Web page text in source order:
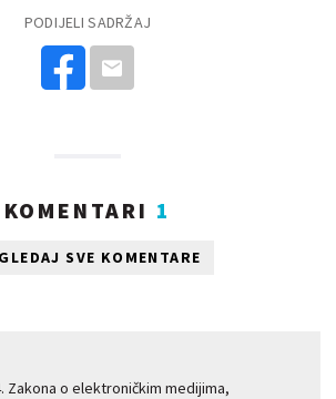
PODIJELI SADRŽAJ
KOMENTARI 1
SVE KOMENTARE
Zakona o elektroničkim medijima,